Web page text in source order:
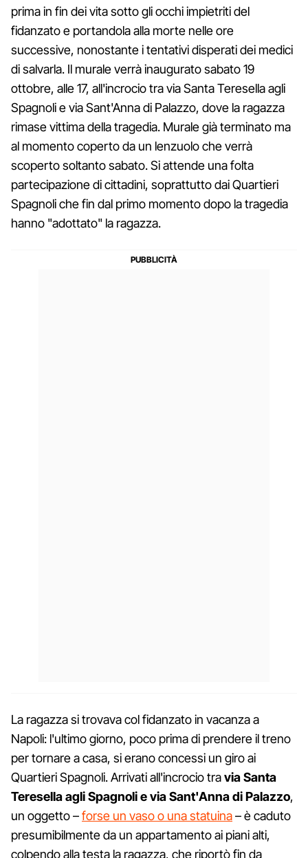
prima in fin dei vita sotto gli occhi impietriti del
fidanzato e portandola alla morte nelle ore
successive, nonostante i tentativi disperati dei medici
di salvarla. Il murale verrà inaugurato sabato 19
ottobre, alle 17, all'incrocio tra via Santa Teresella agli
Spagnoli e via Sant'Anna di Palazzo, dove la ragazza
rimase vittima della tragedia. Murale già terminato ma
al momento coperto da un lenzuolo che verrà
scoperto soltanto sabato. Si attende una folta
partecipazione di cittadini, soprattutto dai Quartieri
Spagnoli che fin dal primo momento dopo la tragedia
hanno "adottato" la ragazza.
La ragazza si trovava col fidanzato in vacanza a
Napoli: l'ultimo giorno, poco prima di prendere il treno
per tornare a casa, si erano concessi un giro ai
Quartieri Spagnoli. Arrivati all'incrocio travia Santa
Teresella agli Spagnoli e via Sant'Anna di Palazzo,
un oggetto –forse un vaso o una statuina– è caduto
presumibilmente da un appartamento ai piani alti,
colpendo alla testa la ragazza, che riportò fin da